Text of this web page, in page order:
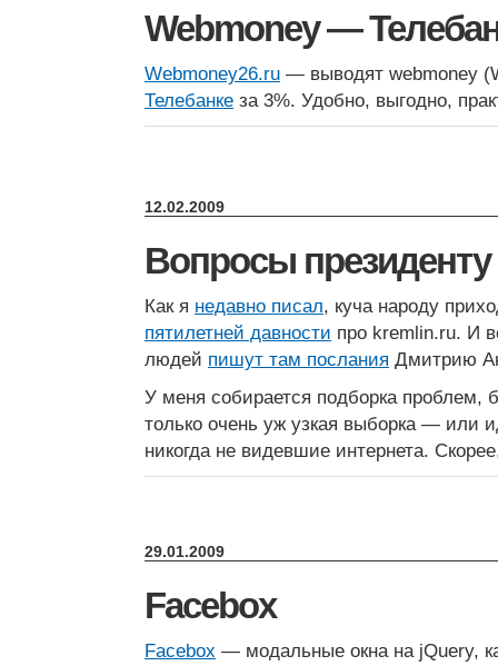
Webmoney —
Webmoney26.ru — выводят webmoney
Телебанке за 3%. Удобно, выгодно,
12.02.2009
Вопросы президенту
Как я недавно писал, куча народу
пятилетней давности про kremlin.ru. И
людей пишут там послания Дмитрию
У меня собирается подборка проблем,
только очень уж узкая выборка — или
никогда не видевшие интернета.
29.01.2009
Facebox
Facebox — модальные окна на jQuery,